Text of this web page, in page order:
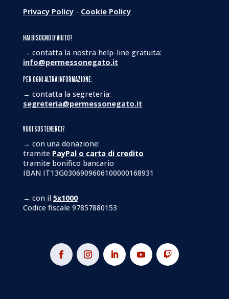
Privacy Policy- Cookie Policy
HAI BISOGNO D'AIUTO?
→ contatta la nostra help-line gratuita:
info@permessonegato.it
PER OGNI ALTRA INFORMAZIONE:
→ contatta la segreteria:
segreteria@permessonegato.it
VUOI SOSTENERCI?
→ con una donazione:
tramite PayPal o carta di credito
tramite bonifico bancario
IBAN IT13G0306909606100000168931
→ con il 5x1000
Codice fiscale 97857880153